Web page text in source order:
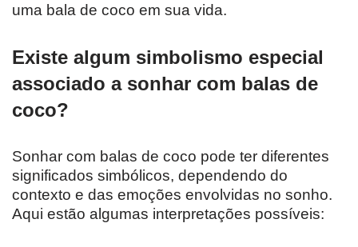
uma bala de coco em sua vida.
Existe algum simbolismo especial
associado a sonhar com balas de
coco?
Sonhar com balas de coco pode ter diferentes
significados simbólicos, dependendo do
contexto e das emoções envolvidas no sonho.
Aqui estão algumas interpretações possíveis: